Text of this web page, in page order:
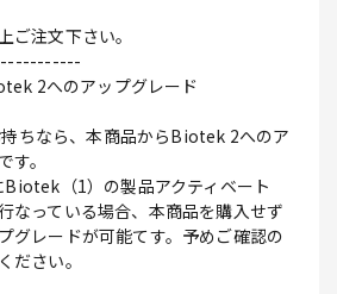
ご注文下さい。
2へのアップグレード
ちなら、本商品からBiotek 2へのア
す。
（1）の製品アクティベート
なっている場合、本商品を購入せず
グレードが可能てす。予めご確認の
ださい。